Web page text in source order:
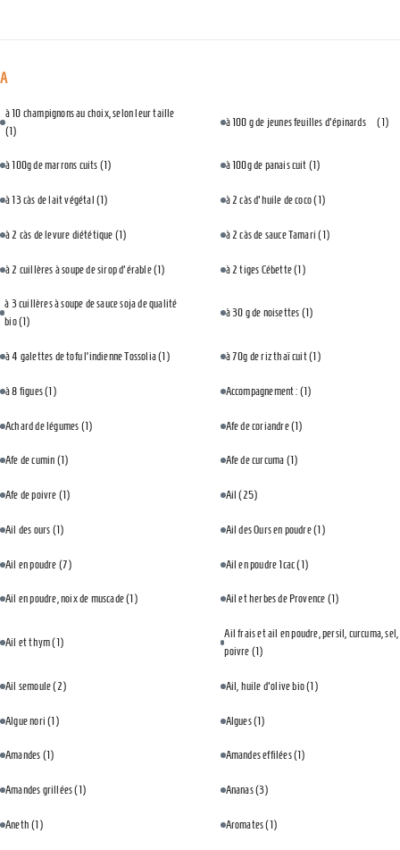
A
à 10 champignons au choix, selon leur taille
(1)
à 100 g de jeunes feuilles d'épinards⠀(1)
à 100g de marrons cuits (1) à 100g de panais cuit (1)
à 13 càs de lait végétal (1) à 2 càs d'huile de coco(1)
à 2 càs de levure diététique (1) à 2 càs de sauce Tamari(1)
à 2 cuillères à soupe de sirop d'érable(1) à 2 tiges Cébette(1)
à 3 cuillères à soupe de sauce soja de qualité
bio(1)
à 30 g de noisettes (1)
à 4 galettes de tofu l’indienne Tossolia(1) à 70g de riz thaï cuit(1)
à 8 figues(1) Accompagnement : (1)
Achard de légumes (1) Afe de coriandre(1)
Afe de cumin (1) Afe de curcuma (1)
Afe de poivre (1) Ail(25)
Ail des ours (1) Ail des Ours en poudre(1)
Ail en poudre (7) Ail en poudre 1cac(1)
Ail en poudre, noix de muscade(1) Ail et herbes de Provence (1)
Ail et thym(1)
Ail frais et ail en poudre, persil, curcuma, sel,
poivre (1)
Ail semoule(2) Ail, huile d'olive bio(1)
Algue nori(1) Algues(1)
Amandes (1) Amandes effilées(1)
Amandes grillées(1) Ananas(3)
Aneth(1) Aromates(1)